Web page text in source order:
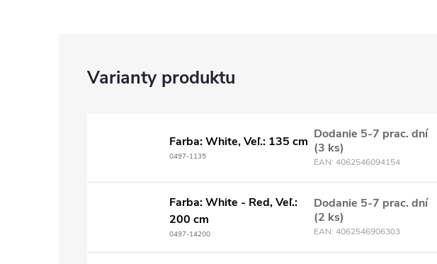
Farba: White, Veľ.: 135 cm
0497-1135
Dodanie 5-7 prac. dní
(3 ks)
EAN: 4062546094154
Farba: White - Red, Veľ.:
200 cm
0497-14200
Dodanie 5-7 prac. dní
(2 ks)
EAN: 4062546906303